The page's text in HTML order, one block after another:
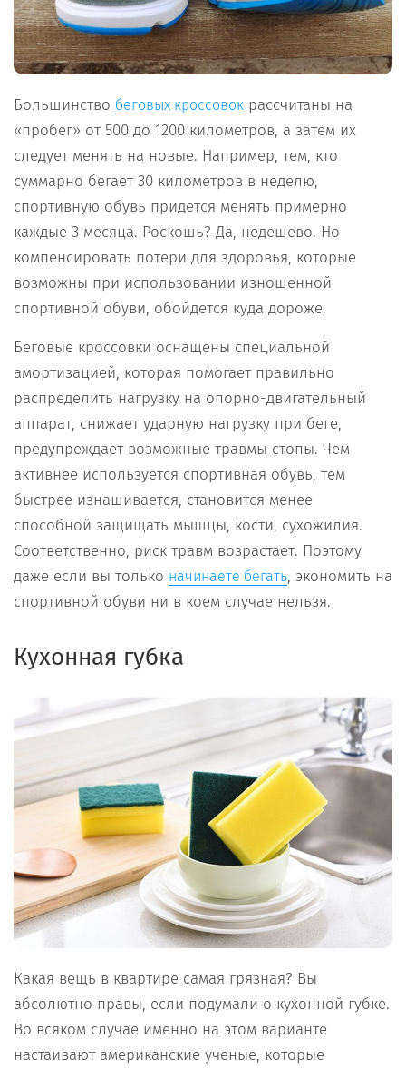
Большинство беговых кроссовок рассчитаны на
«пробег» от 500 до 1200 километров, а затем их
следует менять на новые. Например, тем, кто
суммарно бегает 30 километров в неделю,
спортивную обувь придется менять примерно
каждые 3 месяца. Роскошь? Да, недешево. Но
компенсировать потери для здоровья, которые
возможны при использовании изношенной
спортивной обуви, обойдется куда дороже.
Беговые кроссовки оснащены специальной
амортизацией, которая помогает правильно
распределить нагрузку на опорно-двигательный
аппарат, снижает ударную нагрузку при беге,
предупреждает возможные травмы стопы. Чем
активнее используется спортивная обувь, тем
быстрее изнашивается, становится менее
способной защищать мышцы, кости, сухожилия.
Соответственно, риск травм возрастает. Поэтому
даже если вы только начинаете бегать, экономить на
спортивной обуви ни в коем случае нельзя.
Кухонная губка
Какая вещь в квартире самая грязная? Вы
абсолютно правы, если подумали о кухонной губке.
Во всяком случае именно на этом варианте
настаивают американские ученые, которые